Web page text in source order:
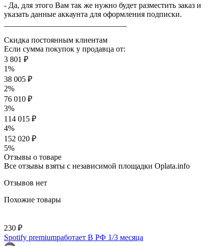
- Да, для этого Вам так же нужно будет разместить заказ и
указать данные аккаунта для оформления подписки.
Скидка постоянным клиентам
Если сумма покупок у продавца от:
3 801 ₽
1%
38 005 ₽
2%
76 010 ₽
3%
114 015 ₽
4%
152 020 ₽
5%
Отзывы о товаре
Все отзывы взяты с независимой площадки Oplata.info
Отзывов нет
Похожие товары
230 ₽
Spotify premiumработает В РФ 1/3 месяца